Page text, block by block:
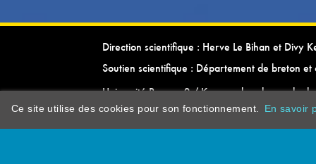
Direction scientifique : Herve Le Bihan et Divy
Soutien scientifique : Département de breton et
Université Rennes 2 / Kevrenn brezhoneg ha
Ce site utilise des cookies pour son fonctionnement. En savoir